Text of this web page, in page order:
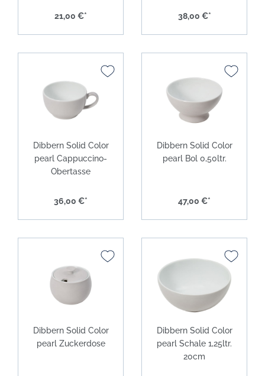
21,00 €* 38,00 €*
Dibbern Solid Color
pearl Cappuccino-
Obertasse
36,00 €*
Dibbern Solid Color
pearl Bol 0,50ltr.
47,00 €*
Dibbern Solid Color
pearl Zuckerdose
Dibbern Solid Color
pearl Schale 1,25ltr.
20cm